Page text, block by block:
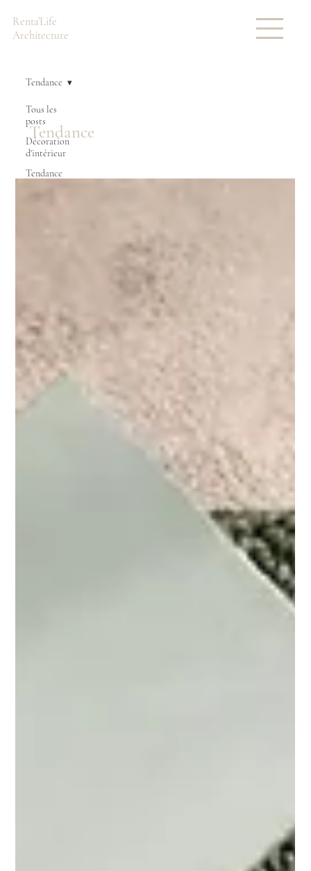
Renta'Life
Architecture
Tous les
posts
Décoration
d'intérieur
Tendance
Tendance
Tendance